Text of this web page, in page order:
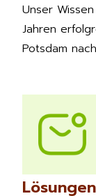
Unser
Jahren
Potsdam
Lösungen